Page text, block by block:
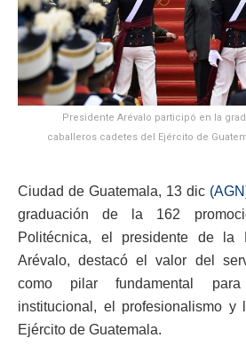
Presidente Arévalo participó en la
caballeros cadetes del Ejército de
Ciudad de Guatemala, 13 dic
graduación de la 162
Politécnica, el presidente de la
Arévalo, destacó el valor del
como pilar fundamental
institucional, el profesionalismo y
Ejército de Guatemala.